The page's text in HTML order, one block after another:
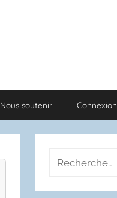
Nous soutenir Connexion
Recherche
: